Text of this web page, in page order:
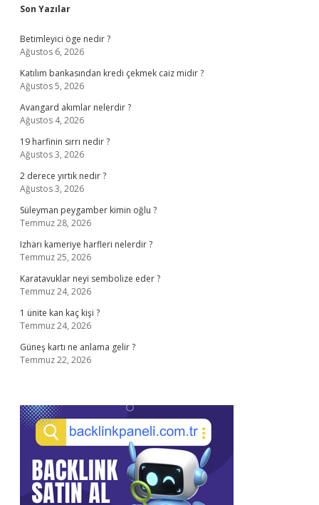
Sidebar
Son Yazılar
Betimleyici öge nedir ?
Ağustos 6, 2026
Katılım bankasından kredi çekmek caiz midir ?
Ağustos 5, 2026
Avangard akımlar nelerdir ?
Ağustos 4, 2026
19 harfinin sırrı nedir ?
Ağustos 3, 2026
2 derece yırtık nedir ?
Ağustos 3, 2026
Süleyman peygamber kimin oğlu ?
Temmuz 28, 2026
Izharı kameriye harfleri nelerdir ?
Temmuz 25, 2026
Karatavuklar neyi sembolize eder ?
Temmuz 24, 2026
1 ünite kan kaç kişi ?
Temmuz 24, 2026
Güneş kartı ne anlama gelir ?
Temmuz 22, 2026